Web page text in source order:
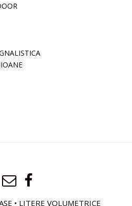
• LITERE VOLUMETRICE